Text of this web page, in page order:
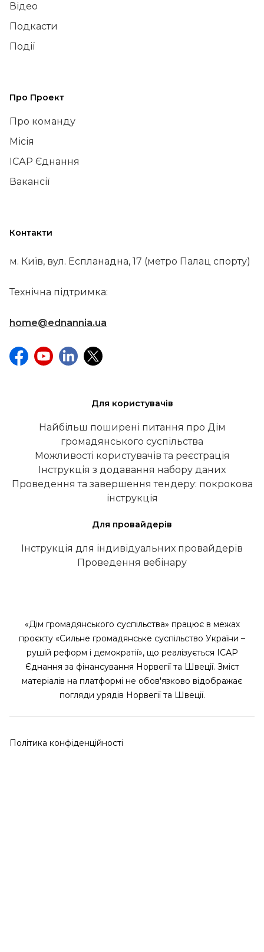
Відео
Подкасти
Події
Про Проект
Про команду
Місія
ІСАР Єднання
Вакансії
Контакти
м. Київ, вул. Еспланадна, 17 (метро Палац спорту)
Технічна підтримка:
home@ednannia.ua
Для користувачів
Найбільш поширені питання про Дім
громадянського суспільства
Можливості користувачів та реєстрація
Інструкція з додавання набору даних
Проведення та завершення тендеру: покрокова
інструкція
Для провайдерів
Інструкція для індивідуальних провайдерів
Проведення вебінару
«Дім громадянського суспільства» працює в межах
проєкту «Сильне громадянське суспільство України –
рушій реформ і демократії», що реалізується ІСАР
Єднання за фінансування Норвегії та Швеції. Зміст
матеріалів на платформі не обов'язково відображає
погляди урядів Норвегії та Швеції.
Політика конфіденційності